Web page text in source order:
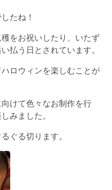
たね！
をお祝いしたり、いたず
払う日とされています。
ロウィンを楽しむことが
けて色々なお制作を行
みました。
ぐる切ります。